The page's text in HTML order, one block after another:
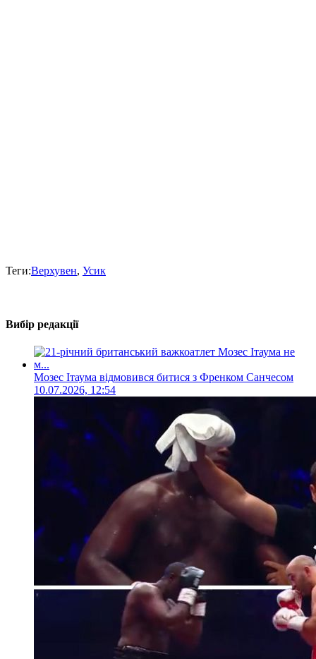
Теги:Верхувен, Усик
Вибір редакції
Мозес Ітаума відмовився битися з Френком Санчесом
10.07.2026, 12:54